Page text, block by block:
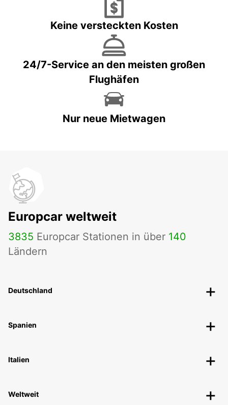
Keine versteckten Kosten
24/7-Service an den meisten großen
Flughäfen
Nur neue Mietwagen
Europcar weltweit
3835 Europcar Stationen in über 140
Ländern
Deutschland
Spanien
Italien
Weltweit